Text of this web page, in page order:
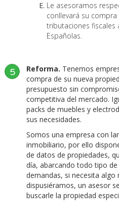
Le asesoramos
conllevará su
tributaciones fiscales
Españolas.
5 Reforma. Tenemos
compra de su nueva
presupuesto sin
competitiva del mercado.
packs de muebles y
sus necesidades.
Somos una empresa con
inmobiliario, por ello
de datos de propiedades,
día, abarcando todo tipo
demandas, si necesita
dispusiéramos, un asesor
buscarle la propiedad